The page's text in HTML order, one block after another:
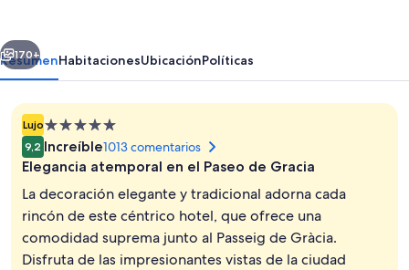
Barcelona
Terraza en la azotea
Siguiente
170+
ResumenHabitacionesUbicaciónPolíticas
LujoAlojamiento
de
5.0 estrellas
9,2 Increíble1013 comentarios
Elegancia atemporal en el Paseo de Gracia
La decoración elegante y tradicional adorna cada
rincón de este céntrico hotel, que ofrece una
comodidad suprema junto al Passeig de Gràcia.
Disfruta de las impresionantes vistas de la ciudad